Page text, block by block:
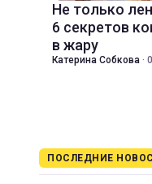
Не только
6 секретов
в жару
Катерина Собкова ·
ПОСЛЕДНИЕ